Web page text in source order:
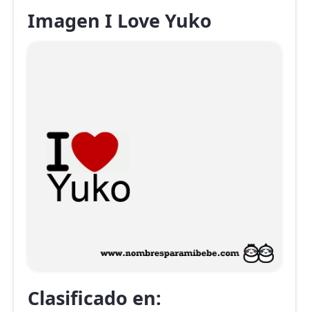
Imagen I Love Yuko
Clasificado en: